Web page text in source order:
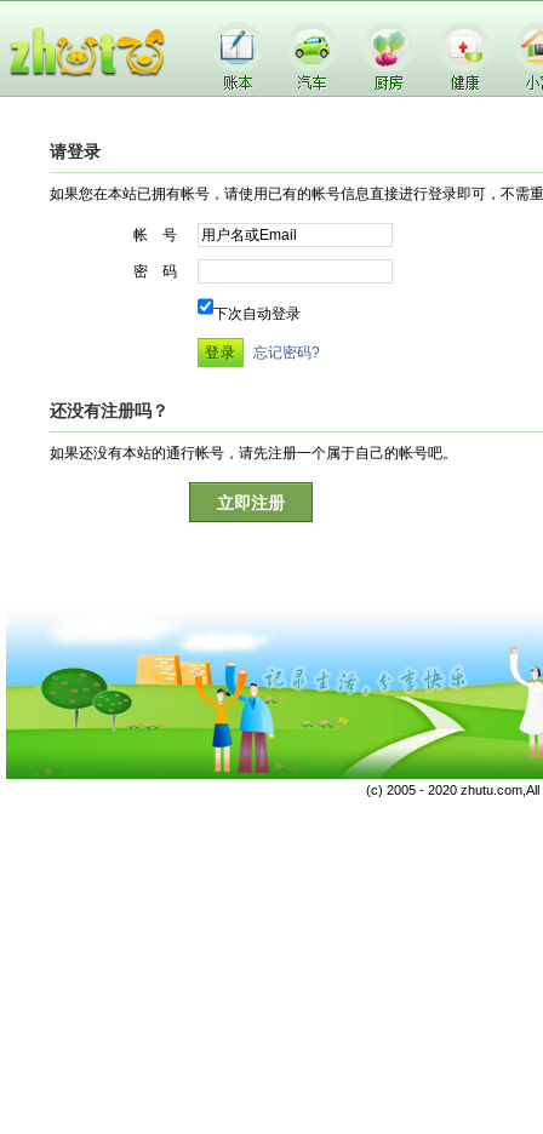
请登录
如果您在本站已拥有帐号，请使用已有的帐号信息直接进行登录即可，不需
帐 号
密 码
下次自动登录
忘记密码?
还没有注册吗？
如果还没有本站的通行帐号，请先注册一个属于自己的帐号吧。
立即注册
(c) 2005 - 2020